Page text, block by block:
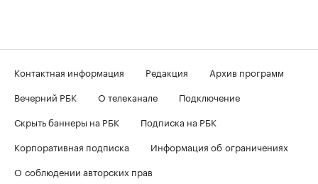
Контактная информация Редакция
Архив программ
Вечерний РБК
О телеканале
Подключение
Скрыть баннеры на РБК
Подписка на РБК
Корпоративная подписка
Информация об ограничениях
О соблюдении авторских прав